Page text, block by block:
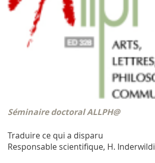
Séminaire doctoral ALLPH@
Traduire ce qui a disparu
Responsable scientifique, H. Inderwildi